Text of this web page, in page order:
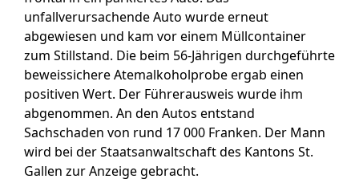
unfallverursachende Auto wurde erneut
abgewiesen und kam vor einem Müllcontainer
zum Stillstand. Die beim 56-Jährigen durchgeführte
beweissichere Atemalkoholprobe ergab einen
positiven Wert. Der Führerausweis wurde ihm
abgenommen. An den Autos entstand
Sachschaden von rund 17 000 Franken. Der Mann
wird bei der Staatsanwaltschaft des Kantons St.
Gallen zur Anzeige gebracht.